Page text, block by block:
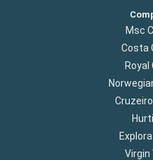
Msc
Costa
Royal
Virgin